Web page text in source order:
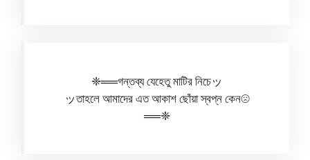
❈══গন্তব্য যেহেতু মাটির নিচেッ
ッতাহলে আমাদের এত আকাশ ছোঁয়া স্বপ্ন কেন☹︎
══❈